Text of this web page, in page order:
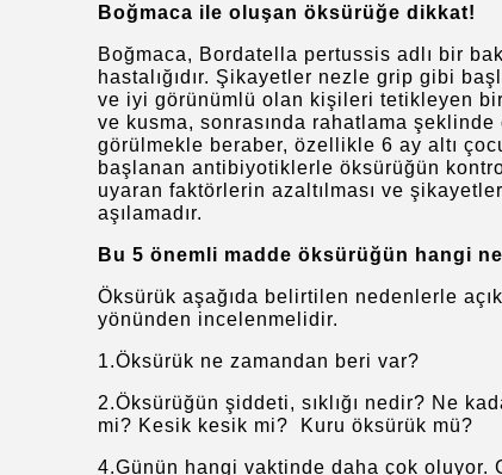
Boğmaca ile oluşan öksürüğe dikkat!
Boğmaca, Bordatella pertussis adlı bir
hastalığıdır. Şikayetler nezle grip gibi
ve iyi görünümlü olan kişileri tetikleyen
ve kusma, sonrasında rahatlama
görülmekle beraber, özellikle 6 ay altı
başlanan antibiyotiklerle öksürüğün
uyaran faktörlerin azaltılması ve
aşılamadır.
Bu 5 önemli madde öksürüğün hangi
Öksürük aşağıda belirtilen nedenlerle
yönünden incelenmelidir.
1.Öksürük ne zamandan beri var?
2.Öksürüğün şiddeti, sıklığı nedir? Ne
mi? Kesik kesik mi? Kuru öksürük mü?
4.Günün hangi vaktinde daha çok oluyor.